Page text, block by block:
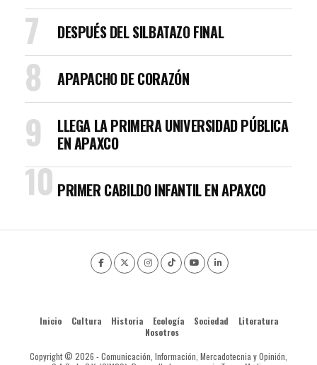
DESPUÉS DEL SILBATAZO FINAL
APAPACHO DE CORAZÓN
LLEGA LA PRIMERA UNIVERSIDAD PÚBLICA
EN APAXCO
PRIMER CABILDO INFANTIL EN APAXCO
Inicio Cultura Historia Ecología Sociedad
Literatura
Nosotros
Copyright © 2026 - Comunicación, Información, Mercadotecnia y Opinión,